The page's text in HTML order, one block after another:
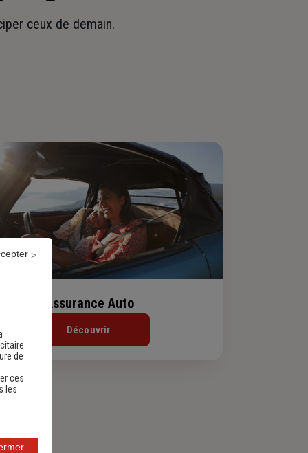
ceux de demain.
Assurance Auto
Découvrir
de
ces
les